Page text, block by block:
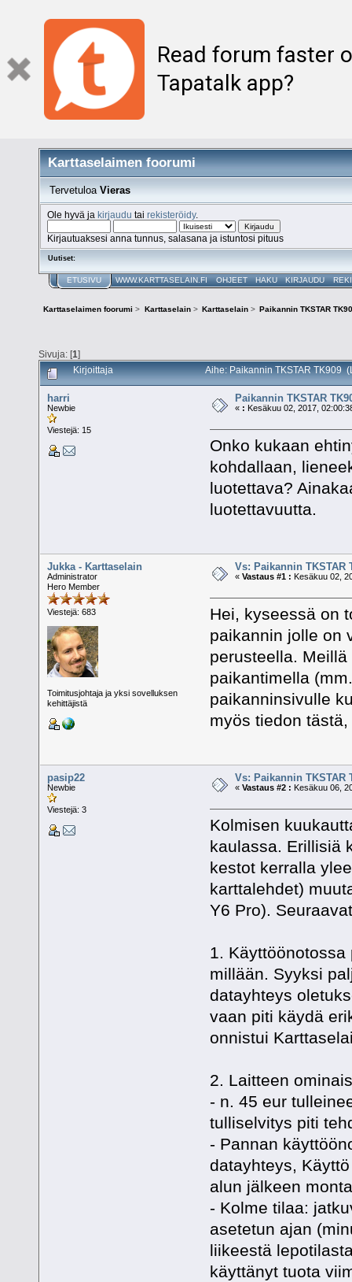
Read forum faster
Tapatalk app?
Karttaselaimen foorumi
Tervetuloa Vieras
Ole hyvä jakirjaudu tairekisteröidy.
Kirjautuaksesi anna tunnus, salasana ja istuntosi pituus
Uutiset:
ETUSIVU WWW.KARTTASELAIN.FI OHJEET HAKU KIRJAUDU
Karttaselaimen foorumi > Karttaselain> Karttaselain> Paikannin TKSTAR
Sivuja: [1]
Kirjoittaja Aihe: Paikannin TKSTAR TK909
harri
Newbie
Viestejä: 15
Paikannin TKSTAR
« : Kesäkuu 02, 2017,
Onko kukaan
kohdallaan,
luotettava?
luotettavuutta.
Jukka - Karttaselain
Administrator
Hero Member
Viestejä: 683
Toimitusjohtaja ja yksi sovelluksen
kehittäjistä
Vs: Paikannin TKSTAR
«Vastaus #1 : Kesäkuu 02,
Hei, kyseessä on
paikannin jolle on
perusteella.
paikantimella
paikanninsivulle
myös tiedon
pasip22
Newbie
Viestejä: 3
Vs: Paikannin TKSTAR
«Vastaus #2 : Kesäkuu 06,
Kolmisen
kaulassa. Erillisiä
kestot kerralla
karttalehdet)
Y6 Pro).
1.
millään. Syyksi
datayhteys
vaan piti käydä
onnistui
2. Laitteen
- n. 45 eur
tulliselvitys piti
- Pannan
datayhteys,
alun jälkeen
- Kolme tilaa:
asetetun ajan
liikeestä
käyttänyt tuota